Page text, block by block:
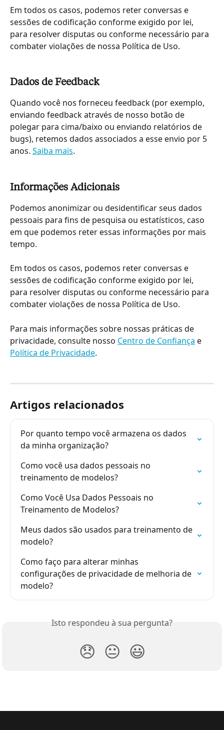
Em todos os casos, podemos reter conversas e
sessões de codificação conforme exigido por lei,
para resolver disputas ou conforme necessário para
combater violações de nossa Política de Uso.
Dados de Feedback
Quando você nos forneceu feedback (por exemplo,
enviando feedback através de nosso botão de
polegar para cima/baixo ou enviando relatórios de
bugs), retemos dados associados a esse envio por 5
anos. Saiba mais.
Informações Adicionais
Podemos anonimizar ou desidentificar seus dados
pessoais para fins de pesquisa ou estatísticos, caso
em que podemos reter essas informações por mais
tempo.
Em todos os casos, podemos reter conversas e
sessões de codificação conforme exigido por lei,
para resolver disputas ou conforme necessário para
combater violações de nossa Política de Uso.
Para mais informações sobre nossas práticas de
privacidade, consulte nosso Centro de Confiança e
Política de Privacidade.
Artigos relacionados
Por quanto tempo você armazena os dados
da minha organização?
Como você usa dados pessoais no
treinamento de modelos?
Como Você Usa Dados Pessoais no
Treinamento de Modelos?
Meus dados são usados para treinamento de
modelo?
Como faço para alterar minhas
configurações de privacidade de melhoria de
modelo?
Isto respondeu à sua pergunta?
😞 😐 😃